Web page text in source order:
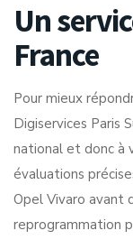
Un
France
Pour mieux
Digiservices Paris
national et donc à
évaluations
Opel Vivaro avant
reprogrammation